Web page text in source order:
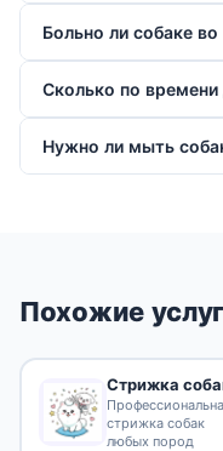
Больно ли собаке
Сколько по времени
Нужно ли мыть
Похожие
Стрижка
стрижка собак
любых пород